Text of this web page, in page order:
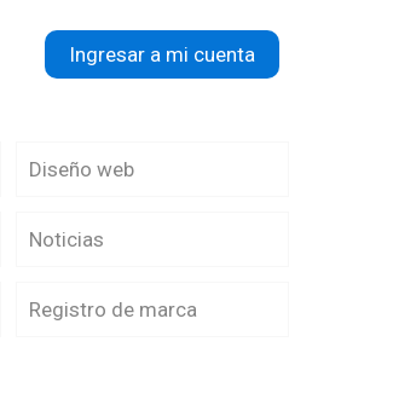
Ingresar a mi cuenta
Diseño web
Noticias
Registro de marca